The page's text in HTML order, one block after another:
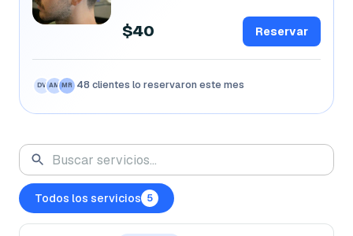
$40 Reservar
CR JP SG 48 clientes lo reservaron este mes
Todos los servicios 5